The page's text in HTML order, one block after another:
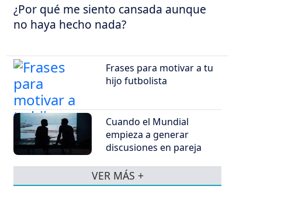
¿Por qué me siento cansada aunque
no haya hecho nada?
Frases para motivar a tu
hijo futbolista
Cuando el Mundial
empieza a generar
discusiones en pareja
VER MÁS +